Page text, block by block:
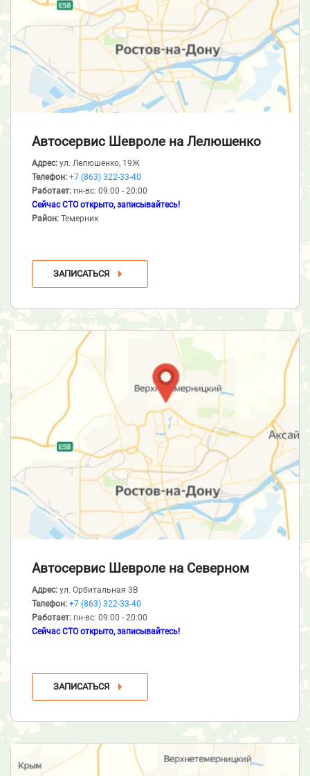
Автосервис Шевроле на Лелюшенко
Адрес: ул. Лелюшенко, 19Ж
Телефон: +7 (863) 322-33-40
Работает: пн-вс: 09:00 - 20:00
Сейчас СТО открыто, записывайтесь!
Район: Темерник
ЗАПИСАТЬСЯ
Автосервис Шевроле на Северном
Адрес: ул. Орбитальная 3В
Телефон: +7 (863) 322-33-40
Работает: пн-вс: 09:00 - 20:00
Сейчас СТО открыто, записывайтесь!
ЗАПИСАТЬСЯ